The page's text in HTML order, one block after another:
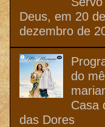
Deus, em 20 de
dezembro de
do
Casa
das Dores